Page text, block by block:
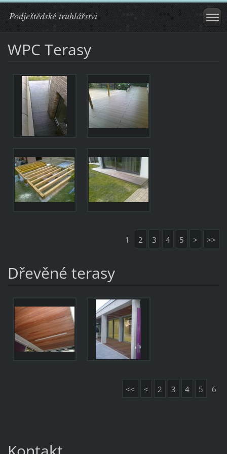
Podještědské truhlářstvi
WPC Terasy
1 2 3 4 5 > >>
Dřevěné terasy
<< < 2 3 4 5 6